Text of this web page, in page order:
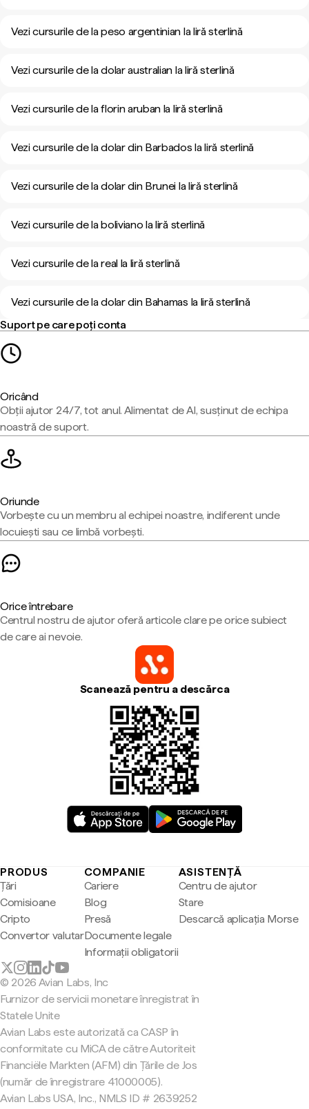
Vezi cursurile de la peso argentinian la liră sterlină
Vezi cursurile de la dolar australian la liră sterlină
Vezi cursurile de la florin aruban la liră sterlină
Vezi cursurile de la dolar din Barbados la liră sterlină
Vezi cursurile de la dolar din Brunei la liră sterlină
Vezi cursurile de la boliviano la liră sterlină
Vezi cursurile de la real la liră sterlină
Vezi cursurile de la dolar din Bahamas la liră sterlină
Suport pe care poți conta
Oricând
Obții ajutor 24/7, tot anul. Alimentat de AI, susținut de echipa
noastră de suport.
Oriunde
Vorbește cu un membru al echipei noastre, indiferent unde
locuiești sau ce limbă vorbești.
Orice întrebare
Centrul nostru de ajutor oferă articole clare pe orice subiect
de care ai nevoie.
Scanează pentru a descărca
PRODUS
Țări
Comisioane
Cripto
Convertor valutar
COMPANIE
Cariere
Blog
Presă
Documente legale
Informații obligatorii
ASISTENȚĂ
Centru de ajutor
Stare
Descarcă aplicația Morse
© 2026 Avian Labs, Inc
Furnizor de servicii monetare înregistrat în
Statele Unite
Avian Labs este autorizată ca CASP în
conformitate cu MiCA de către Autoriteit
Financiële Markten (AFM) din Țările de Jos
(număr de înregistrare 41000005).
Avian Labs USA, Inc., NMLS ID # 2639252